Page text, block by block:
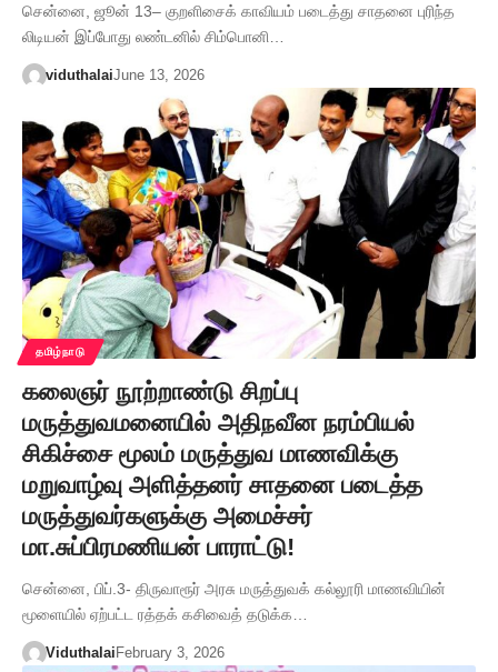
சென்னை, ஜூன் 13– குறளிசைக் காவியம் படைத்து சாதனை புரிந்த
லிடியன் இப்போது லண்டனில் சிம்பொனி…
viduthalaiJune 13, 2026
தமிழ்நாடு
கலைஞர் நூற்றாண்டு சிறப்பு
மருத்துவமனையில் அதிநவீன நரம்பியல்
சிகிச்சை மூலம் மருத்துவ மாணவிக்கு
மறுவாழ்வு அளித்தனர் சாதனை படைத்த
மருத்துவர்களுக்கு அமைச்சர்
மா.சுப்பிரமணியன் பாராட்டு!
சென்னை, பிப்.3- திருவாரூர் அரசு மருத்துவக் கல்லூரி மாணவியின்
மூளையில் ஏற்பட்ட ரத்தக் கசிவைத் தடுக்க…
Viduthalai February 3, 2026